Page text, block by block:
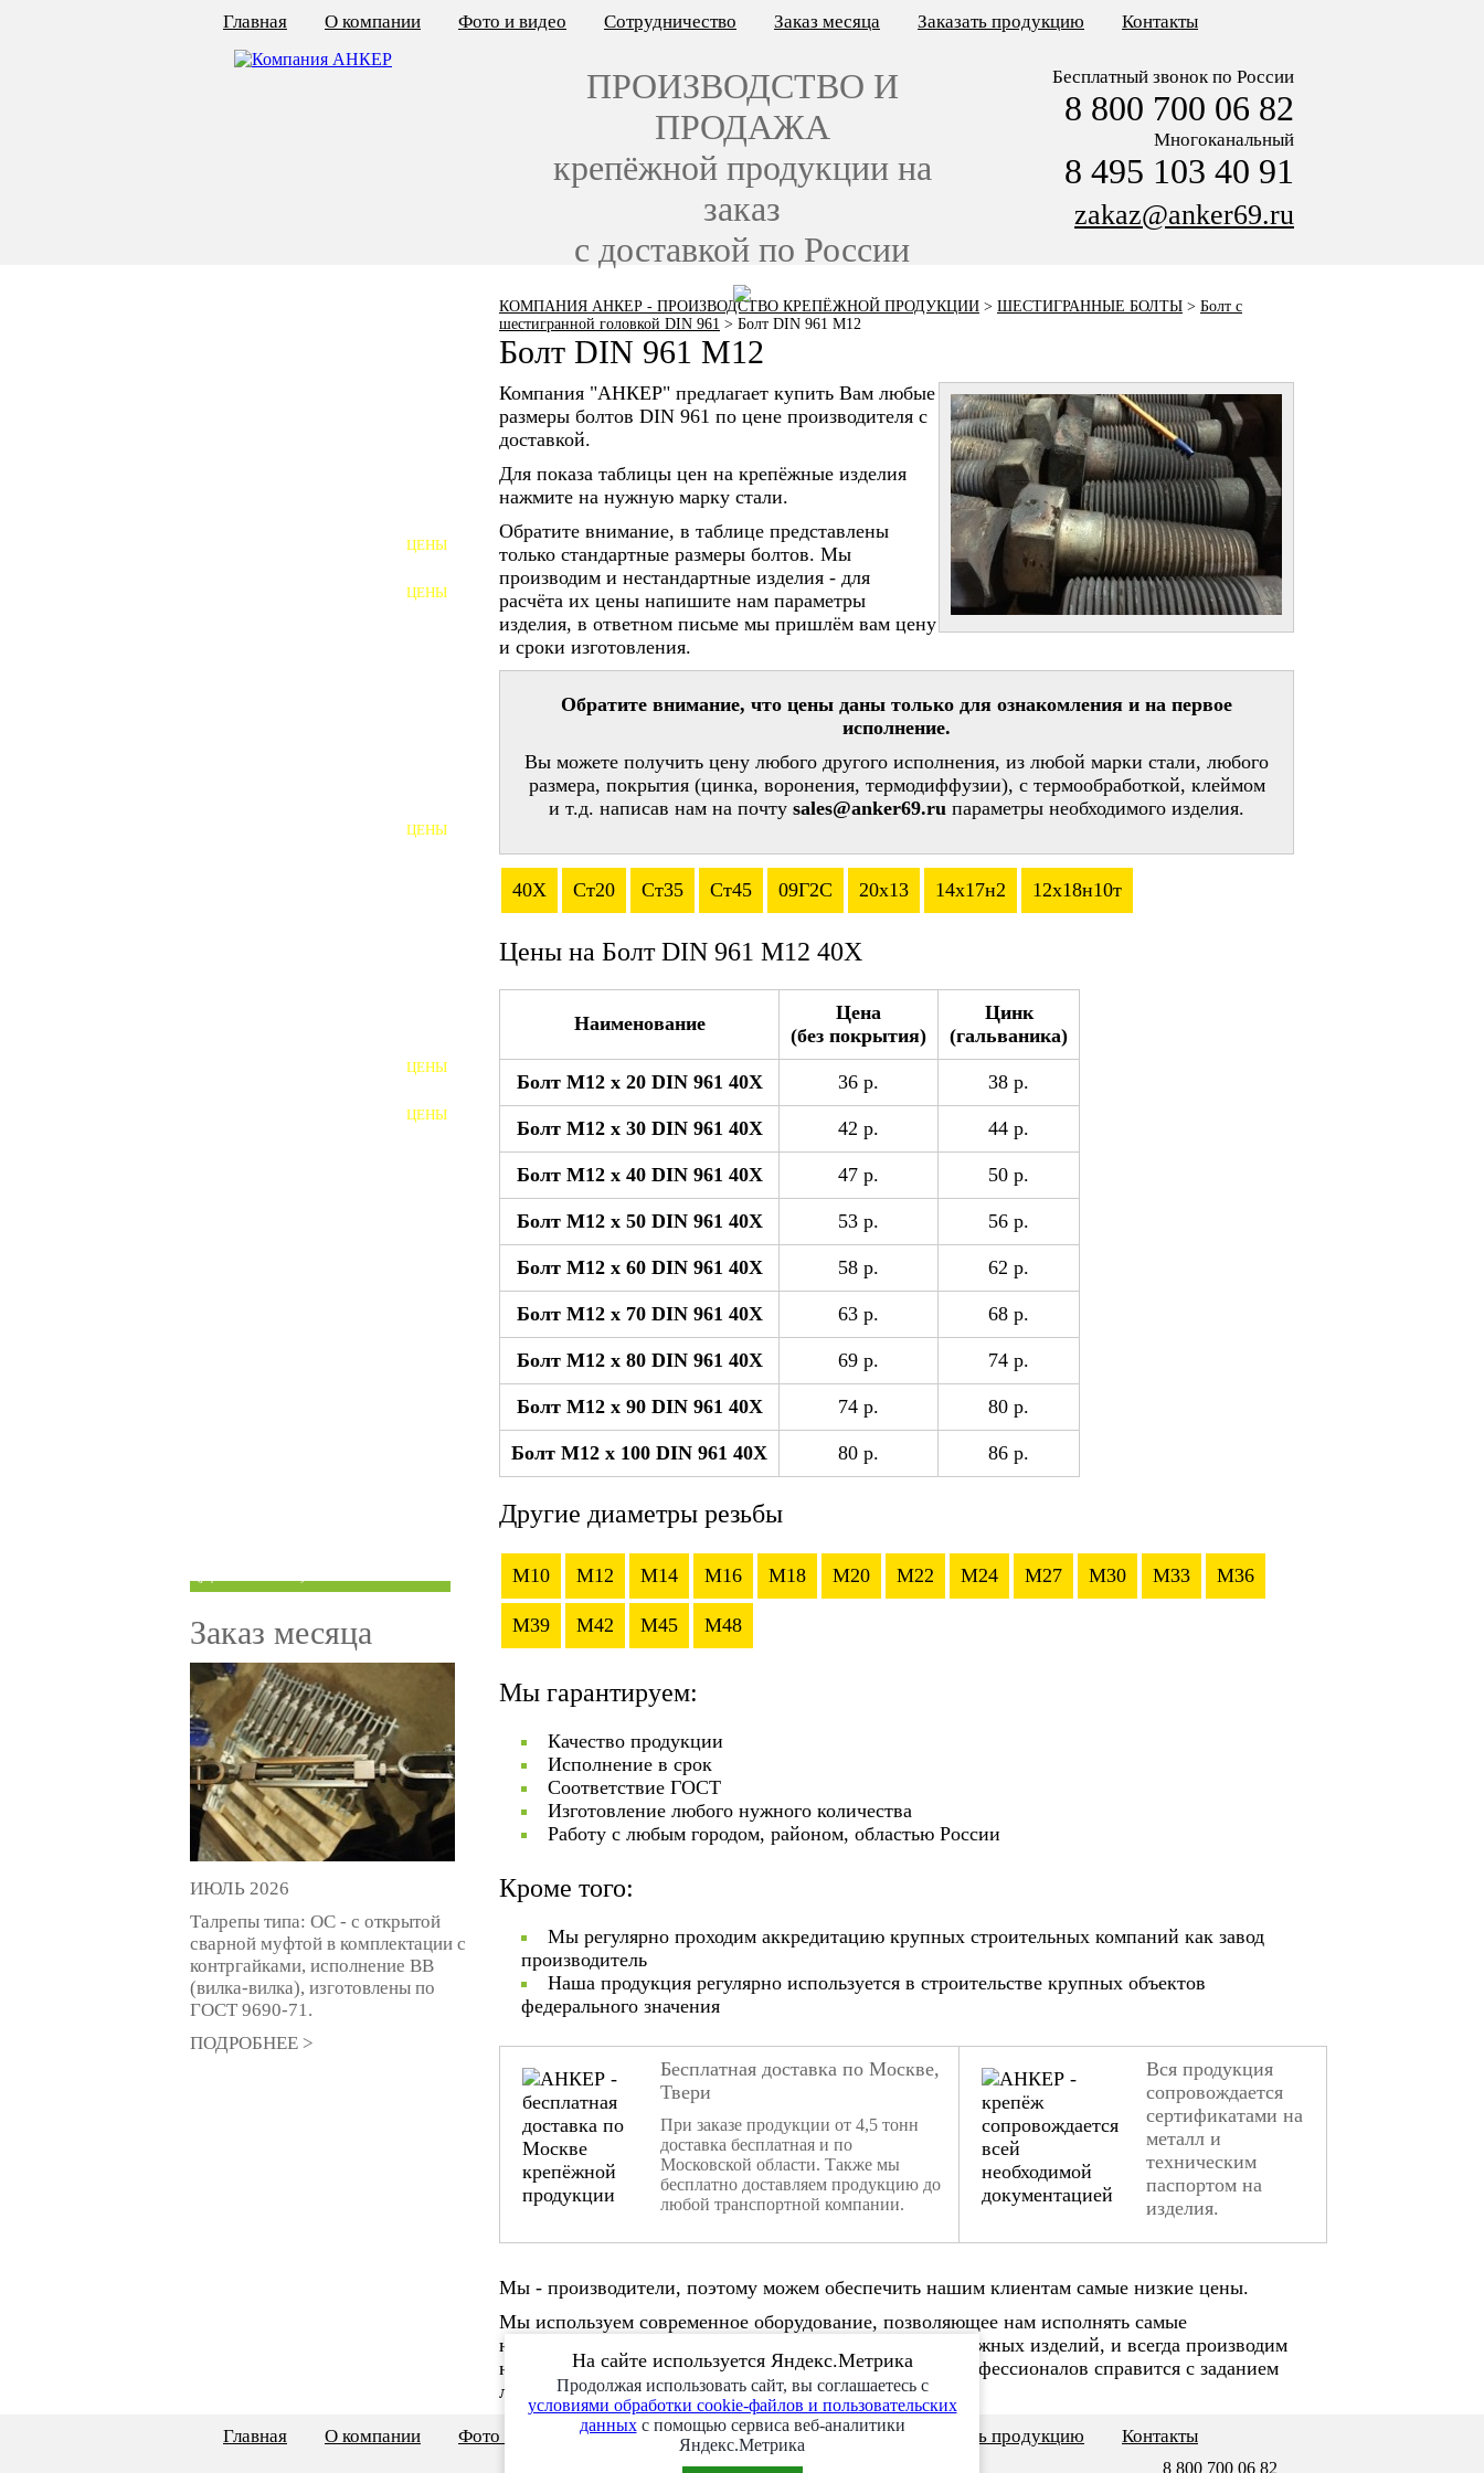
КОМПАНИЯ АНКЕР - ПРОИЗВОДСТВО КРЕПЁЖНОЙ ПРОДУКЦИИ > ШЕСТИГРАННЫЕ БОЛТЫ > Болт с
шестигранной головкой DIN 961 > Болт DIN 961 M12
Болт DIN 961 M12
Компания "АНКЕР" предлагает купить Вам любые
размеры болтов DIN 961 по цене производителя с
доставкой.
Для показа таблицы цен на крепёжные изделия
нажмите на нужную марку стали.
Обратите внимание, в таблице представлены
только стандартные размеры болтов. Мы
производим и нестандартные изделия - для
расчёта их цены напишите нам параметры
изделия, в ответном письме мы пришлём вам цену
и сроки изготовления.
Обратите внимание, что цены даны только для ознакомления и на первое
исполнение.
Вы можете получить цену любого другого исполнения, из любой марки стали, любого
размера, покрытия (цинка, воронения, термодиффузии), с термообработкой, клеймом
и т.д. написав нам на почту sales@anker69.ru параметры необходимого изделия.
40Х Ст20 Ст35 Ст45 09Г2С 20х13 14х17н2 12х18н10т
Цены на Болт DIN 961 М12 40Х
Наименование
Цена
(без покрытия)
Цинк
(гальваника)
Болт М12 x 20 DIN 961 40Х 36 р. 38 р.
Болт М12 x 30 DIN 961 40Х 42 р. 44 р.
Болт М12 x 40 DIN 961 40Х 47 р. 50 р.
Болт М12 x 50 DIN 961 40Х 53 р. 56 р.
Болт М12 x 60 DIN 961 40Х 58 р. 62 р.
Болт М12 x 70 DIN 961 40Х 63 р. 68 р.
Болт М12 x 80 DIN 961 40Х 69 р. 74 р.
Болт М12 x 90 DIN 961 40Х 74 р. 80 р.
Болт М12 x 100 DIN 961 40Х 80 р. 86 р.
Другие диаметры резьбы
M10 M12 M14 M16 M18 M20 M22 M24 M27 M30 M33 M36
M39 M42 M45 M48
Мы гарантируем:
Качество продукции
Исполнение в срок
Соответствие ГОСТ
Изготовление любого нужного количества
Работу с любым городом, районом, областью России
Кроме того:
Мы регулярно проходим аккредитацию крупных строительных компаний как завод
производитель
Наша продукция регулярно используется в строительстве крупных объектов
федерального значения
Бесплатная доставка по Москве,
Твери
При заказе продукции от 4,5 тонн
доставка бесплатная и по
Московской области. Также мы
бесплатно доставляем продукцию до
любой транспортной компании.
Вся продукция
сопровождается
сертификатами на
металл и
техническим
паспортом на
изделия.
Мы - производители, поэтому можем обеспечить нашим клиентам самые низкие цены.
Мы используем современное оборудование, позволяющее нам исполнять самые
нестандартные заказы. Мы не боимся изготовления сложных изделий, и всегда производим
нужное количество в нужные сроки. Наша команда профессионалов справится с заданием
любой сложности!
ЦЕНЫ
ЦЕНЫ
ШАЙБЫ ФУНДАМЕНТНЫЕ
ЦЕНЫ
ЦЕНЫ
ЦЕНЫ
Заказ месяца
ИЮЛЬ 2026
Талрепы типа: ОС - с открытой
сварной муфтой в комплектации с
контргайками, исполнение ВВ
(вилка-вилка), изготовлены по
ГОСТ 9690-71.
ПОДРОБНЕЕ >
Главная О компании Фото и видео Сотрудничество Заказ месяца Заказать продукцию Контакты
ПРОИЗВОДСТВО И
ПРОДАЖА
крепёжной продукции на
заказ
с доставкой по России
Бесплатный звонок по России
8 800 700 06 82
Многоканальный
8 495 103 40 91
zakaz@anker69.ru
Главная О компании Фото и видео Сотрудничество Заказ месяца Заказать продукцию Контакты
8 800 700 06 82
На сайте используется Яндекс.Метрика
Продолжая использовать сайт, вы соглашаетесь с
условиями обработки cookie-файлов и пользовательских
данныхс помощью сервиса веб-аналитики
Яндекс.Метрика